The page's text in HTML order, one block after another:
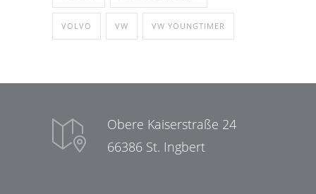
VOLVO VW VW YOUNGTIMER
Obere Kaiserstraße 24
66386 St. Ingbert